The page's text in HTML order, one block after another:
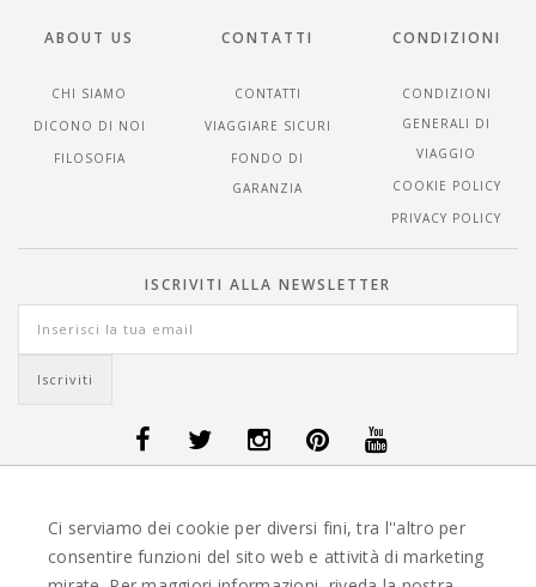
ABOUT US
CHI SIAMO
DICONO DI NOI
FILOSOFIA
CONTATTI
CONTATTI
VIAGGIARE SICURI
FONDO DI
GARANZIA
CONDIZIONI
CONDIZIONI
GENERALI DI
VIAGGIO
COOKIE POLICY
PRIVACY POLICY
ISCRIVITI ALLA NEWSLETTER
VIAGGI GUATEMALA -OFFERTE VIAGGI ISLANDA -OFFERTE VIAGGI
OFFERTE VIAGGI MAURITIUS OFFERTE VIAGGI MESSICO
OFFERTE VIAGGI NORVEGIA- OFFERTE VIAGGI PORTOGALLO-
Ci serviamo dei cookie per diversi fini, tra l''altro per
consentire funzioni del sito web e attività di marketing